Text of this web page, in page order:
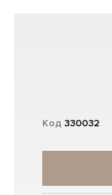
Код 330032